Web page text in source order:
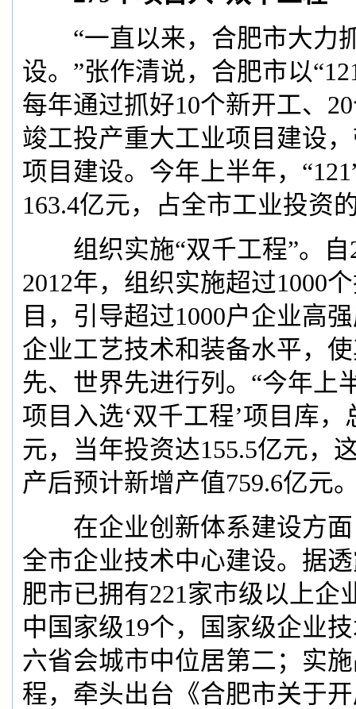
“一直以来，合肥市大力
设。”张作清说，合肥市以
每年通过抓好10个新开工、
竣工投产重大工业项目建设
项目建设。今年上半年，
163.4亿元，占全市工业投资
组织实施“双千工程”。自
2012年，组织实施超过1000
目，引导超过1000户企业高
企业工艺技术和装备水平，
先、世界先进行列。“今年上
项目入选‘双千工程’项目库，
元，当年投资达155.5亿元，
产后预计新增产值759.6亿元
在企业创新体系建设方面
全市企业技术中心建设。据
肥市已拥有221家市级以上企
中国家级19个，国家级企业
六省会城市中位居第二；实
程，牵头出台《合肥市关于